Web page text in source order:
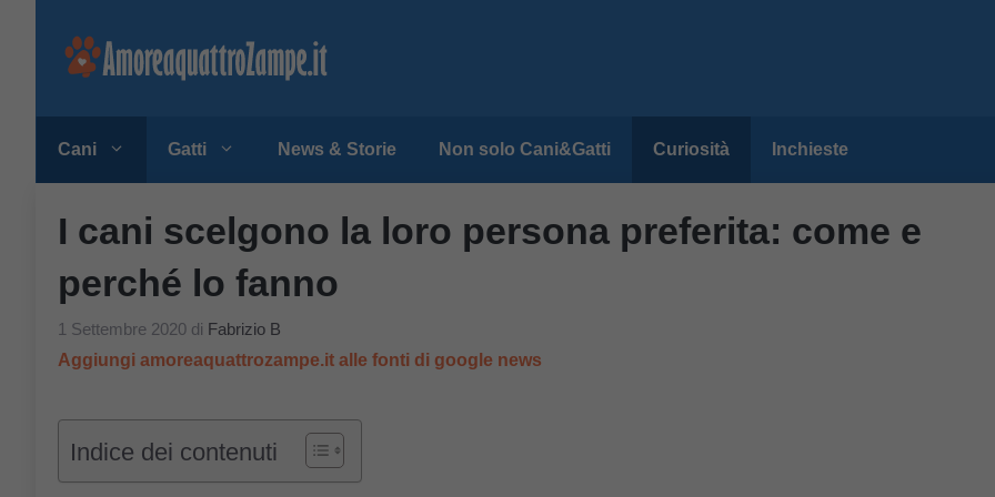
Cani Gatti News & Storie Non solo Cani&Gatti Curiosità Inchieste
I cani scelgono la loro persona preferita: come e
perché lo fanno
1 Settembre 2020 di Fabrizio B
Aggiungi amoreaquattrozampe.it alle fonti di google news
Indice dei contenuti